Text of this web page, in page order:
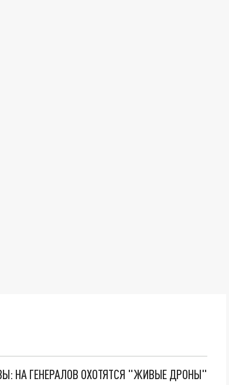
НА ГЕНЕРАЛОВ ОХОТЯТСЯ "ЖИВЫЕ ДРОНЫ"